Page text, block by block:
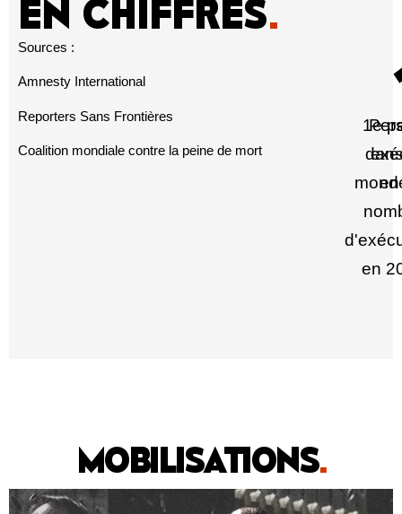
EN CHIFFRES.
Sources :
Amnesty International
Reporters Sans Frontières
Coalition mondiale contre la peine de mort
1e
en
MOBILISATIONS.